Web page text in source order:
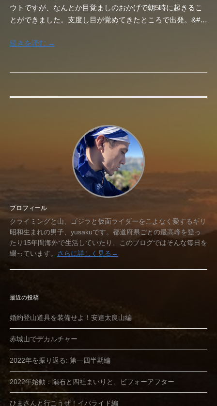
ウトですが、なんとか目覚ましのおかげで朝5時に起きるこ
とができました。支度し目が覚めてきたところで出発。&#…
続きを読む →
プロフィール
クライミングと山、ゴジラと仮面ライダーをこよなく愛するギリ
昭和生まれの男子、yusakuです。都道府県ごとの最高峰を登っ
たり15年間海外で生活していたり、このブログではそんな毎日を
綴っています。
さらに詳しく見る→
最近の投稿
婚約登山道具を装備せよ！安達太良山編
赤城山でデカルチャー
2022年を振り返る: 第一四半期編
2022年始動：隕石と四社まいりと、ビフォーアフター
ひまさんと行こうぜ！イバライド編